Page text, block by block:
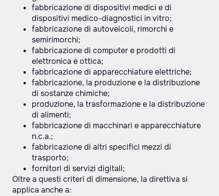
fabbricazione di dispositivi medici e di
dispositivi medico-diagnostici in vitro;
fabbricazione di autoveicoli, rimorchi e
semirimorchi;
fabbricazione di computer e prodotti di
elettronica e ottica;
fabbricazione di apparecchiature elettriche;
fabbricazione, la produzione e la distribuzione
di sostanze chimiche;
produzione, la trasformazione e la distribuzione
di alimenti;
fabbricazione di macchinari e apparecchiature
n.c.a.;
fabbricazione di altri specifici mezzi di
trasporto;
fornitori di servizi digitali;
Oltre a questi criteri di dimensione, la direttiva si
applica anche a: